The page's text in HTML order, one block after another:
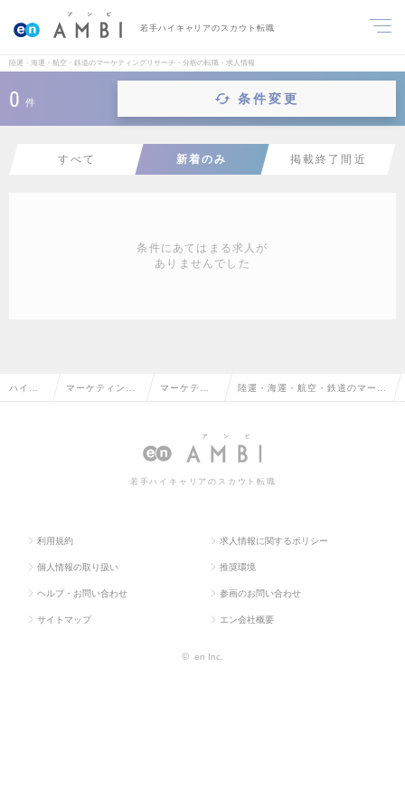
若手ハイキャリアのスカウト転職
陸運・海運・航空・鉄道のマーケティングリサーチ・分析の転職・求人情報
0 件 条件変更
すべて 新着のみ 掲載終了間近
条件にあてはまる求人が
ありませんでした
ハイク マーケティン マーケティ
チ・分析
陸運・海運・航空・鉄道のマーケ
求人情報一覧
若手ハイキャリアのスカウト転職
利用規約 求人情報に関するポリシー
個人情報の取り扱い 推奨環境
ヘルプ・お問い合わせ 参画のお問い合わせ
サイトマップ エン会社概要
© en Inc.